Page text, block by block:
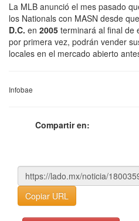
La MLB anunció el mes pasado
los Nationals con MASN desde
D.C. en 2005 terminará al final de
por primera vez, podrán vender
locales en el mercado abierto
Infobae
Compartir en:
Copiar URL